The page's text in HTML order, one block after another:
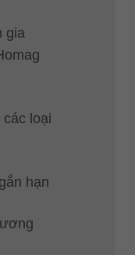
gia
loại
hạn